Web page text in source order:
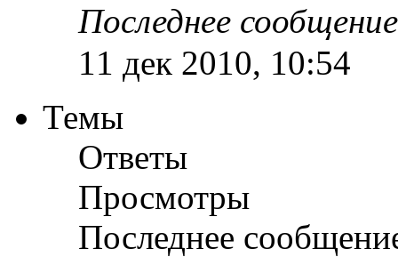
Последнее
11 дек 2010, 10:54
Темы
Ответы
Просмотры
Последнее